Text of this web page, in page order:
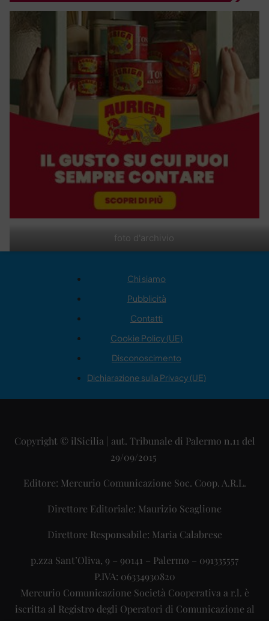
foto d'archivio
Chi siamo
Pubblicità
Contatti
Cookie Policy (UE)
Disconoscimento
Dichiarazione sulla Privacy (UE)
Copyright © ilSicilia | aut. Tribunale di Palermo n.11 del
29/09/2015
Editore: Mercurio Comunicazione Soc. Coop. A.R.L.
Direttore Editoriale: Maurizio Scaglione
Direttore Responsabile: Maria Calabrese
p.zza Sant’Oliva, 9 – 90141 – Palermo – 091335557
P.IVA: 06334930820
Mercurio Comunicazione Società Cooperativa a r.l. è
iscritta al Registro degli Operatori di Comunicazione al